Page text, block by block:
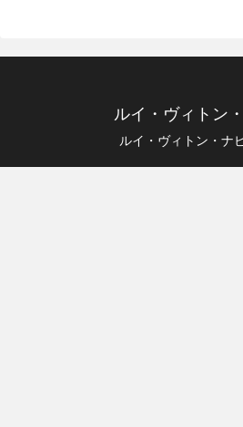
ルイ・ヴィトン
ルイ・ヴィトン・ナ